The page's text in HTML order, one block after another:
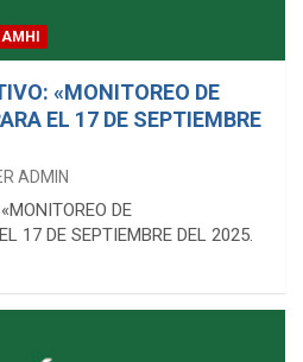
«MONITOREO DE
EL 17 DE SEPTIEMBRE
ADMIN
DE
17 DE SEPTIEMBRE DEL 2025.